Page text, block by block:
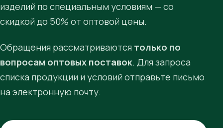
изделий по специальным условиям — со
скидкой до 50% от оптовой цены.
Обращения рассматриваются только по
вопросам оптовых поставок. Для запроса
списка продукции и условий отправьте письмо
на электронную почту.